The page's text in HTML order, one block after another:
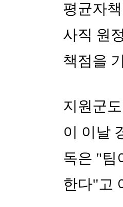
평균자
사직 원
책점을
지원군
이 이날
독은 "팀
한다"고